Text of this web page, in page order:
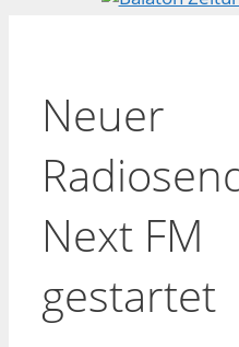
Neuer
Next FM
gestartet